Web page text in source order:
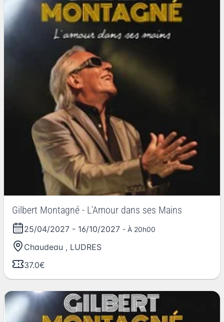
Gilbert Montagné - L'Amour dans ses Mains
25/04/2027 - 16/10/2027 - À 20h00
Chaudeau , LUDRES
37.0€